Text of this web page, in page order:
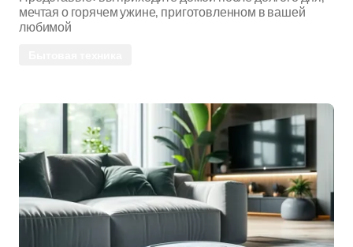
мечтая о горячем ужине, приготовленном в вашей
любимой